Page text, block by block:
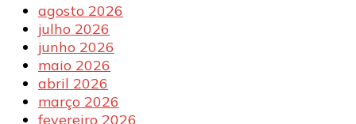
agosto 2026
julho 2026
junho 2026
maio 2026
abril 2026
março 2026
fevereiro 2026